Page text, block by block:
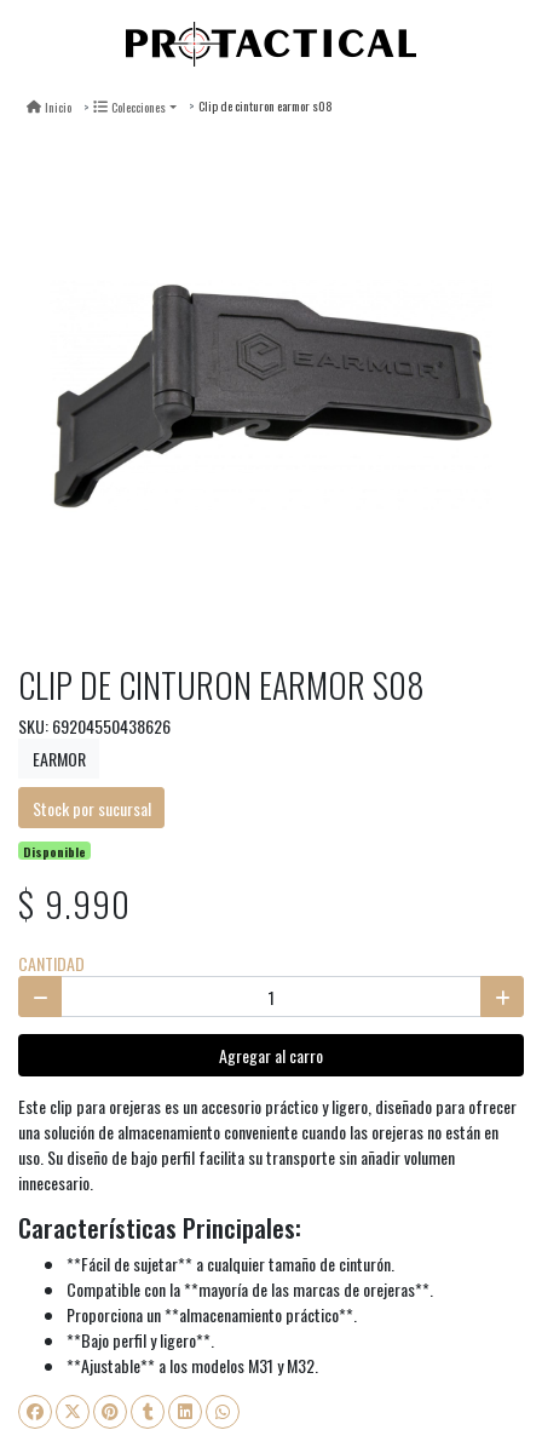
Inicio Colecciones Clip de cinturon earmor s08
CLIP DE CINTURON EARMOR S08
SKU: 69204550438626
EARMOR
Stock por sucursal
Disponible
$ 9.990
CANTIDAD
Agregar al carro
Este clip para orejeras es un accesorio práctico y ligero, diseñado para ofrecer
una solución de almacenamiento conveniente cuando las orejeras no están en
uso. Su diseño de bajo perfil facilita su transporte sin añadir volumen
innecesario.
Características Principales:
**Fácil de sujetar** a cualquier tamaño de cinturón.
Compatible con la **mayoría de las marcas de orejeras**.
Proporciona un **almacenamiento práctico**.
**Bajo perfil y ligero**.
**Ajustable** a los modelos M31 y M32.